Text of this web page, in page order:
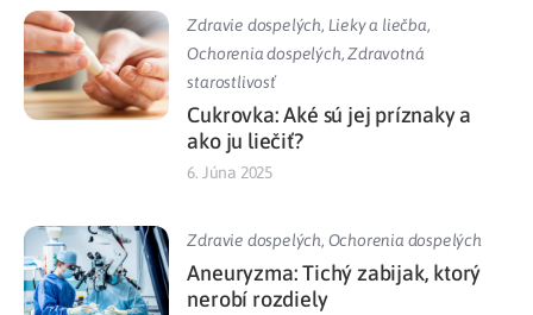
Zdravie dospelých, Lieky a liečba,
Ochorenia dospelých,Zdravotná
starostlivosť
Cukrovka: Aké sú jej príznaky a
ako ju liečiť?
6. Júna 2025
Zdravie dospelých, Ochorenia dospelých
Aneuryzma: Tichý zabijak, ktorý
nerobí rozdiely